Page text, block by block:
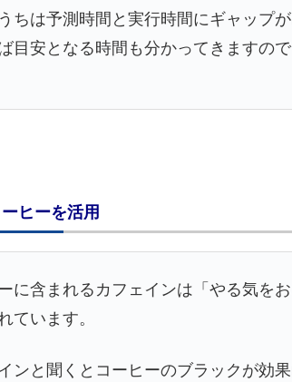
ちは予測時間と実行時間にギャップ
目安となる時間も分かってきますの
ヒーを活用
に含まれるカフェインは「やる気を
ています。
ンと聞くとコーヒーのブラックが効